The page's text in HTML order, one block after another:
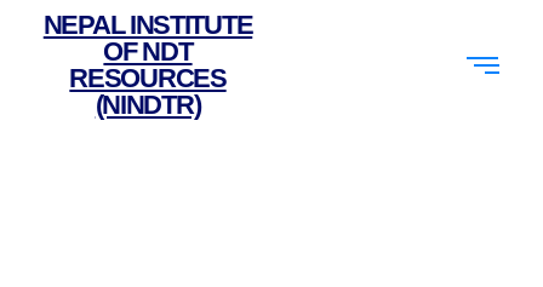
NEPAL INSTITUTE
OF NDT
RESOURCES
(NINDTR)